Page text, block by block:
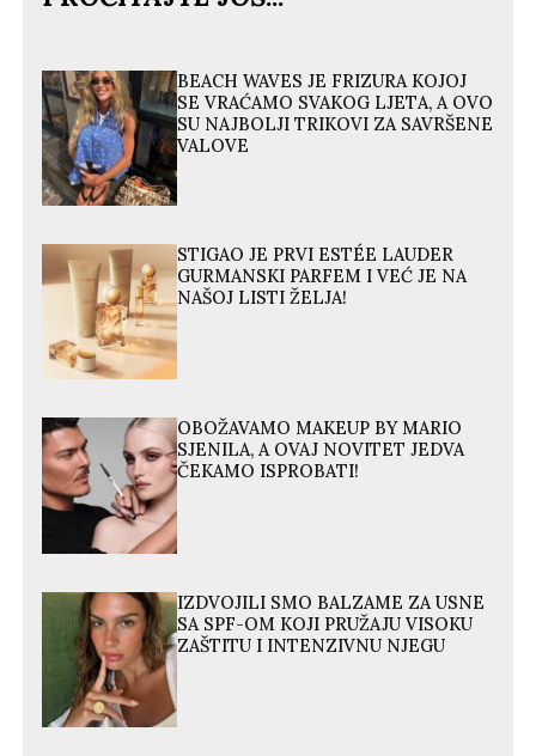
BEACH WAVES JE FRIZURA KOJOJ
SE VRAĆAMO SVAKOG LJETA, A OVO
SU NAJBOLJI TRIKOVI ZA SAVRŠENE
VALOVE
STIGAO JE PRVI ESTÉE LAUDER
GURMANSKI PARFEM I VEĆ JE NA
NAŠOJ LISTI ŽELJA!
OBOŽAVAMO MAKEUP BY MARIO
SJENILA, A OVAJ NOVITET JEDVA
ČEKAMO ISPROBATI!
IZDVOJILI SMO BALZAME ZA USNE
SA SPF-OM KOJI PRUŽAJU VISOKU
ZAŠTITU I INTENZIVNU NJEGU